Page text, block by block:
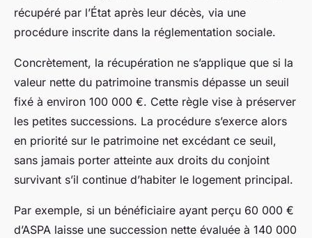
récupéré par l’État après leur décès, via une
procédure inscrite dans la réglementation sociale.
Concrètement, la récupération ne s’applique que si la
valeur nette du patrimoine transmis dépasse un seuil
fixé à environ 100 000 €. Cette règle vise à préserver
les petites successions. La procédure s’exerce alors
en priorité sur le patrimoine net excédant ce seuil,
sans jamais porter atteinte aux droits du conjoint
survivant s’il continue d’habiter le logement principal.
Par exemple, si un bénéficiaire ayant perçu 60 000 €
d’ASPA laisse une succession nette évaluée à 140 000